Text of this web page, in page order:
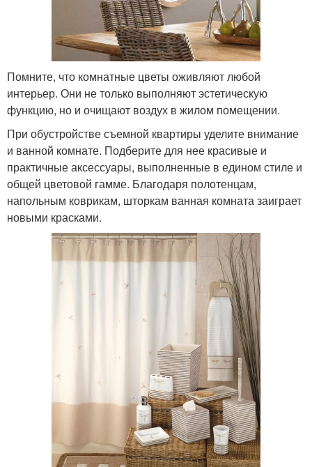
Помните, что комнатные цветы оживляют любой
интерьер. Они не только выполняют эстетическую
функцию, но и очищают воздух в жилом помещении.
При обустройстве съемной квартиры уделите внимание
и ванной комнате. Подберите для нее красивые и
практичные аксессуары, выполненные в едином стиле и
общей цветовой гамме. Благодаря полотенцам,
напольным коврикам, шторкам ванная комната заиграет
новыми красками.